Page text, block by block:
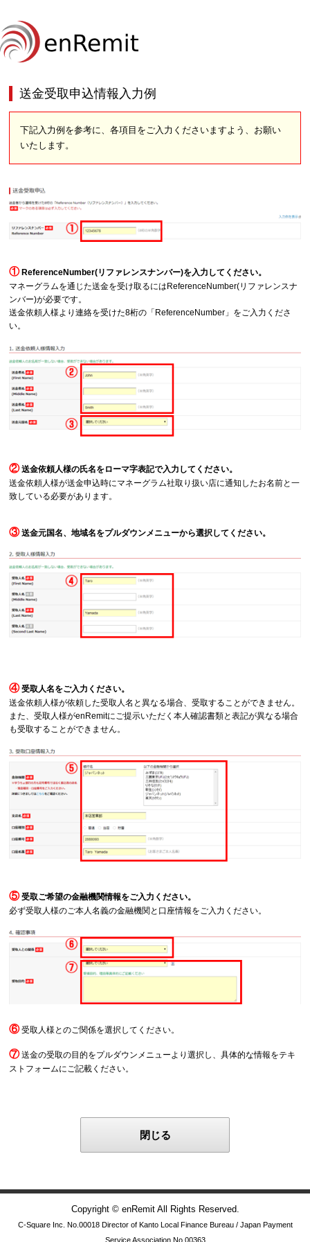
送金受取申込情報入力例
下記入力例を参考に、各項目をご入力くださいますよう、お願い
いたします。
① ReferenceNumber(リファレンスナンバー)を入力してください。
マネーグラムを通じた送金を受け取るにはReferenceNumber(リファレンスナ
ンバー)が必要です。
送金依頼人様より連絡を受けた8桁の「ReferenceNumber」をご入力くださ
い。
② 送金依頼人様の氏名をローマ字表記で入力してください。
送金依頼人様が送金申込時にマネーグラム社取り扱い店に通知したお名前と一
致している必要があります。
③ 送金元国名、地域名をプルダウンメニューから選択してください。
④ 受取人名をご入力ください。
送金依頼人様が依頼した受取人名と異なる場合、受取することができません。
また、受取人様がenRemitにご提示いただく本人確認書類と表記が異なる場合
も受取することができません。
⑤ 受取ご希望の金融機関情報をご入力ください。
必ず受取人様のご本人名義の金融機関と口座情報をご入力ください。
⑥ 受取人様とのご関係を選択してください。
⑦ 送金の受取の目的をプルダウンメニューより選択し、具体的な情報をテキ
ストフォームにご記載ください。
閉じる
Copyright © enRemit All Rights Reserved.
C-Square Inc. No.00018 Director of Kanto Local Finance Bureau / Japan Payment
Service Association No.00363